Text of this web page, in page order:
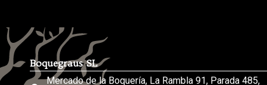
Boquegraus SL
Mercado de la Boquería, La Rambla 91, Parada 485,